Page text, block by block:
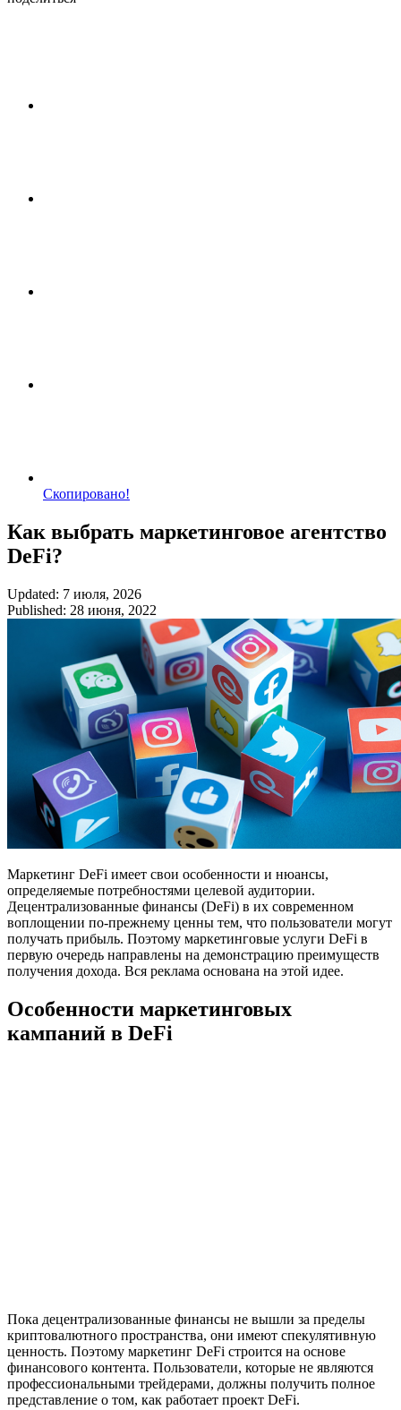
Скопировано!
Как выбрать маркетинговое агентство
DeFi?
Updated: 7 июля, 2026
Published: 28 июня, 2022
Маркетинг DeFi имеет свои особенности и нюансы,
определяемые потребностями целевой аудитории.
Децентрализованные финансы (DeFi) в их современном
воплощении по-прежнему ценны тем, что пользователи могут
получать прибыль. Поэтому маркетинговые услуги DeFi в
первую очередь направлены на демонстрацию преимуществ
получения дохода. Вся реклама основана на этой идее.
Особенности маркетинговых
кампаний в DeFi
Пока децентрализованные финансы не вышли за пределы
криптовалютного пространства, они имеют спекулятивную
ценность. Поэтому маркетинг DeFi строится на основе
финансового контента. Пользователи, которые не являются
профессиональными трейдерами, должны получить полное
представление о том, как работает проект DeFi.